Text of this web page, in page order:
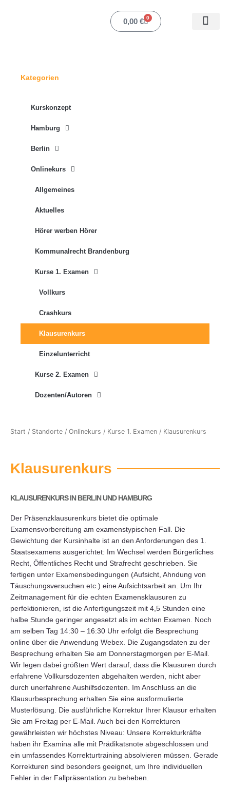
0,00 € 0
Warenkorb
Kategorien
Kurskonzept
Hamburg
Berlin
Onlinekurs
Allgemeines
Aktuelles
Hörer werben Hörer
Kommunalrecht Brandenburg
Kurse 1. Examen
Vollkurs
Crashkurs
Klausurenkurs
Einzelunterricht
Kurse 2. Examen
Dozenten/Autoren
Start / Standorte / Onlinekurs / Kurse 1. Examen / Klausurenkurs
Klausurenkurs
KLAUSURENKURS IN BERLIN UND HAMBURG
Der Präsenzklausurenkurs bietet die optimale
Examensvorbereitung am examenstypischen Fall. Die
Gewichtung der Kursinhalte ist an den Anforderungen des 1.
Staatsexamens ausgerichtet: Im Wechsel werden Bürgerliches
Recht, Öffentliches Recht und Strafrecht geschrieben. Sie
fertigen unter Examensbedingungen (Aufsicht, Ahndung von
Täuschungsversuchen etc.) eine Aufsichtsarbeit an. Um Ihr
Zeitmanagement für die echten Examensklausuren zu
perfektionieren, ist die Anfertigungszeit mit 4,5 Stunden eine
halbe Stunde geringer angesetzt als im echten Examen. Noch
am selben Tag 14:30 – 16:30 Uhr erfolgt die Besprechung
online über die Anwendung Webex. Die Zugangsdaten zu der
Besprechung erhalten Sie am Donnerstagmorgen per E-Mail.
Wir legen dabei größten Wert darauf, dass die Klausuren durch
erfahrene Vollkursdozenten abgehalten werden, nicht aber
durch unerfahrene Aushilfsdozenten. Im Anschluss an die
Klausurbesprechung erhalten Sie eine ausformulierte
Musterlösung. Die ausführliche Korrektur Ihrer Klausur erhalten
Sie am Freitag per E-Mail. Auch bei den Korrekturen
gewährleisten wir höchstes Niveau: Unsere Korrekturkräfte
haben ihr Examina alle mit Prädikatsnote abgeschlossen und
ein umfassendes Korrekturtraining absolvieren müssen. Gerade
Korrekturen sind besonders geeignet, um Ihre individuellen
Fehler in der Fallpräsentation zu beheben.